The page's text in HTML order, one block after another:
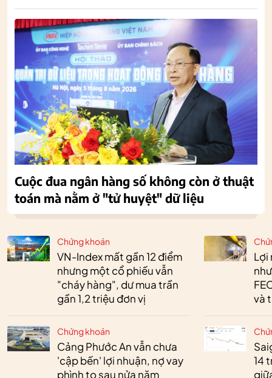
Chứng khoán
VN-Index mất gần 12 điểm
nhưng một cổ phiếu vẫn
"cháy hàng", dư mua trần
gần 1,2 triệu đơn vị
Chứng khoán
Cảng Phước An vẫn chưa
'cập bến' lợi nhuận, nợ vay
phình to sau nửa năm
Lợi
và
14
Cuộc đua ngân hàng số không còn ở thuật
toán mà nằm ở "tử huyệt" dữ liệu